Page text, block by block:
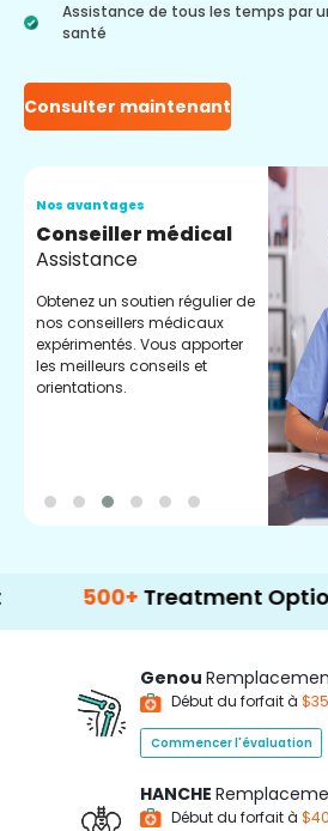
Assistance de tous les temps par
santé
Consulter maintenant
Nos avantages
Conseiller médical
Assistance
Obtenez un soutien régulier de
nos conseillers médicaux
expérimentés. Vous apporter
les meilleurs conseils et
orientations.
Treatment Options
Genou
Début du forfait à
Commencer l'évaluation
HANCHE
Début du forfait à